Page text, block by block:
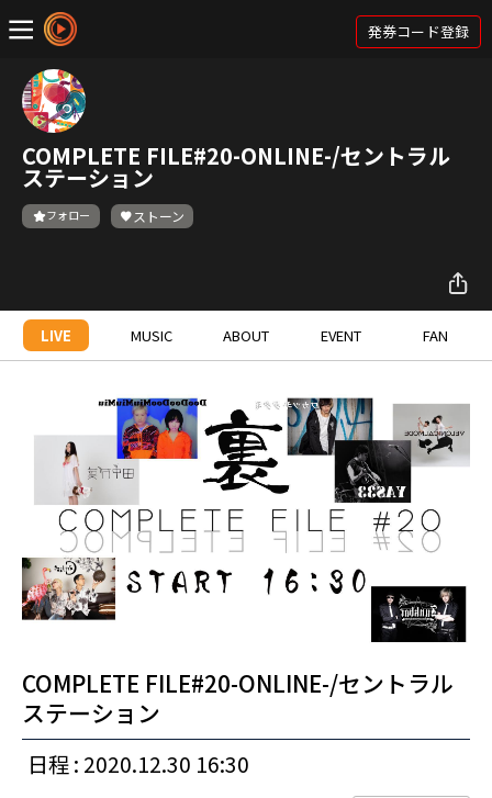
発券コード登録
COMPLETE FILE#20-ONLINE-/セントラル
ステーション
フォロー ストーン
LIVE MUSIC ABOUT EVENT FAN
COMPLETE FILE#20-ONLINE-/セントラル
ステーション
日程 : 2020.12.30 16:30